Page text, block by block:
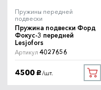
Пружины передней
подвески
Пружина подвески Форд
Фокус-3 передней
Lesjofors
Артикул 4027656
4500 руб. /шт.